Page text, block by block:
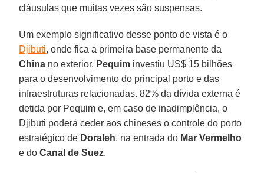
cláusulas que muitas vezes são suspensas.
Um exemplo significativo desse ponto de vista é o
Djibuti, onde fica a primeira base permanente da
China no exterior. Pequim investiu US$ 15 bilhões
para o desenvolvimento do principal porto e das
infraestruturas relacionadas. 82% da dívida externa é
detida por Pequim e, em caso de inadimplência, o
Djibuti poderá ceder aos chineses o controle do porto
estratégico de Doraleh, na entrada do Mar Vermelho
e doCanal de Suez.